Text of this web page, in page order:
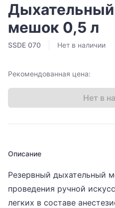
мешок 0,5 л
SSDE 070 Нет в наличии
Рекомендованная цена:
Нет в
Описание
Резервный дыхательный
проведения ручной
легких в составе